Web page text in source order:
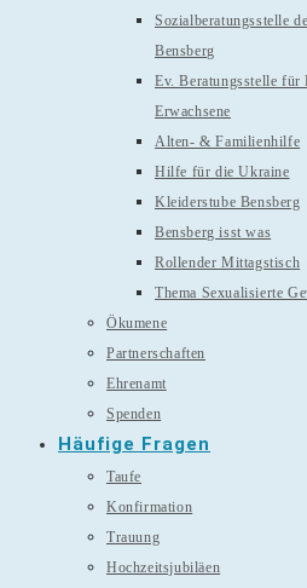
Sozialberatungsstelle
Bensberg
Ev. Beratungsstelle
Erwachsene
Alten- & Familienhilfe
Hilfe für die Ukraine
Kleiderstube Bensberg
Bensberg isst was
Rollender Mittagstisch
Thema Sexualisierte
Ökumene
Partnerschaften
Ehrenamt
Spenden
Häufige Fragen
Taufe
Konfirmation
Trauung
Hochzeitsjubiläen